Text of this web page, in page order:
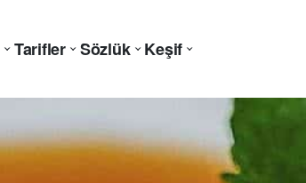
Tarifler Sözlük Keşif